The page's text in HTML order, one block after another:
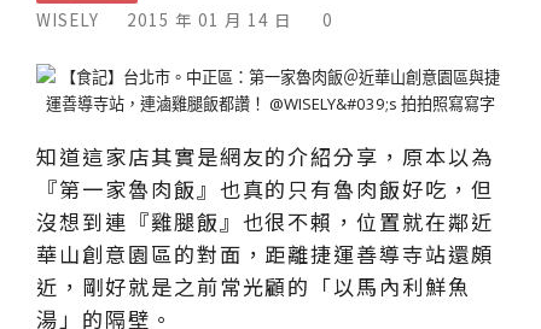
WISELY 2015 年 01 月 14 日 0
知道這家店其實是網友的介紹分享，原本以為
『第一家魯肉飯』也真的只有魯肉飯好吃，但
沒想到連『雞腿飯』也很不賴，位置就在鄰近
華山創意園區的對面，距離捷運善導寺站還頗
近，剛好就是之前常光顧的「以馬內利鮮魚
湯」的隔壁。